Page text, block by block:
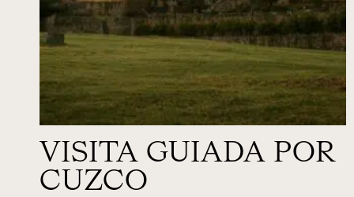
VISITA GUIADA POR
CUZCO